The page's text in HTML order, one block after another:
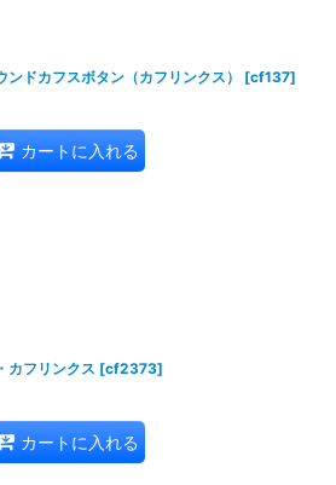
ドカフスボタン（カフリンクス） [cf137]
カートに入れる
カフリンクス [cf2373]
カートに入れる